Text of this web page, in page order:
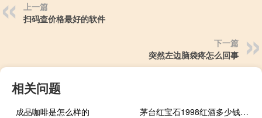
上一篇
扫码查价格最好的软件
下一篇
突然左边脑袋疼怎么回事
相关问题
成品咖啡是怎么样的 茅台红宝石1998红酒多少钱一瓶